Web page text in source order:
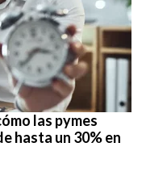
las pymes
hasta un 30% en